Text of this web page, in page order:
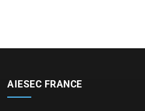
AIESEC FRANCE